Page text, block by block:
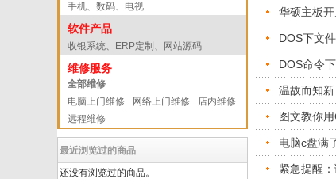
手机、数码、电视
软件产品
收银系统、ERP定制、网站源码
维修服务
全部维修
电脑上门维修
网络上门维修
店内维修
远程维修
最近浏览过的商品
还没有浏览过的商品。
华硕主板
DOS下文
DOS命令
温故而知
图文教你
电脑c盘满
紧急提醒